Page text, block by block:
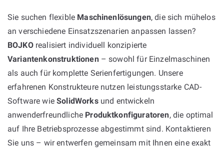
Sie suchen flexible Maschinenlösungen, die sich mühelos
an verschiedene Einsatzszenarien anpassen lassen?
BOJKOrealisiert individuell konzipierte
Variantenkonstruktionen– sowohl für Einzelmaschinen
als auch für komplette Serienfertigungen. Unsere
erfahrenen Konstrukteure nutzen leistungsstarke CAD-
Software wieSolidWorksund entwickeln
anwenderfreundliche Produktkonfiguratoren, die optimal
auf Ihre Betriebsprozesse abgestimmt sind. Kontaktieren
Sie uns – wir entwerfen gemeinsam mit Ihnen eine exakt